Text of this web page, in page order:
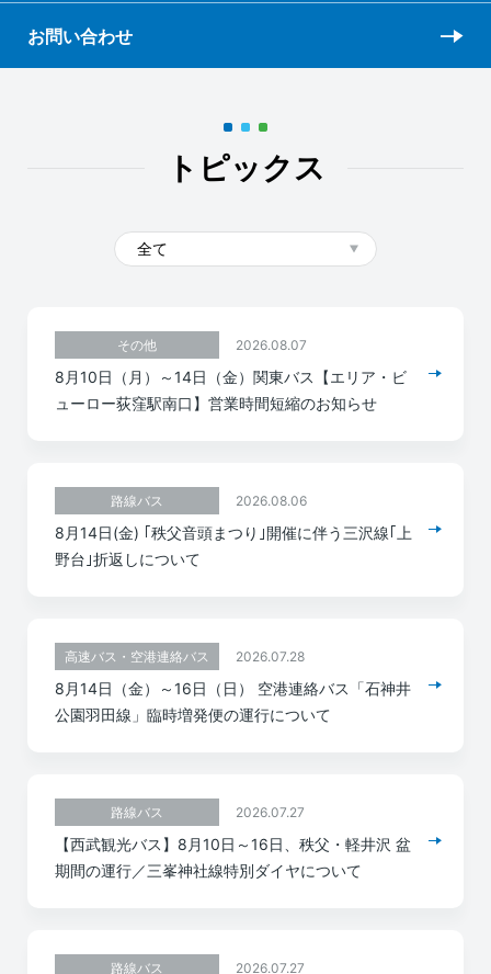
お問い合わせ
トピックス
その他 2026.08.07
8月10日（月）～14日（金）関東バス【エリア・ビ
ューロー荻窪駅南口】営業時間短縮のお知らせ
路線バス 2026.08.06
8月14日(金) ｢秩父音頭まつり｣開催に伴う三沢線｢上
野台｣折返しについて
高速バス・空港連絡バス 2026.07.28
8月14日（金）～16日（日） 空港連絡バス「石神井
公園羽田線」臨時増発便の運行について
路線バス 2026.07.27
【西武観光バス】8月10日～16日、秩父・軽井沢 盆
期間の運行／三峯神社線特別ダイヤについて
路線バス 2026.07.27